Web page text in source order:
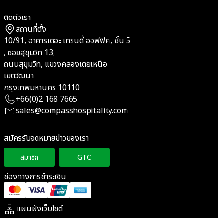
ติดต่อเรา
สถานที่ตั้ง
10/91, อาคารเดอะ เทรนดี้ ออฟฟิศ, ชั้น 5
, ซอยสุขุมวิท 13,
ถนนสุขุมวิท, แขวงคลองเตยเหนือ
เขตวัฒนา
กรุงเทพมหานคร 10110
+66(0)2 168 7665
sales@compasshospitality.com
สมัครรับจดหมายข่าวของเรา
สมาชิก GTO
ช่องทางการชำระเงิน
แผนผังเว็บไซต์